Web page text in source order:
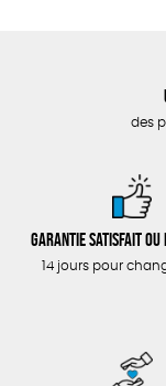
des
Garantie satisfait ou
14 jours pour